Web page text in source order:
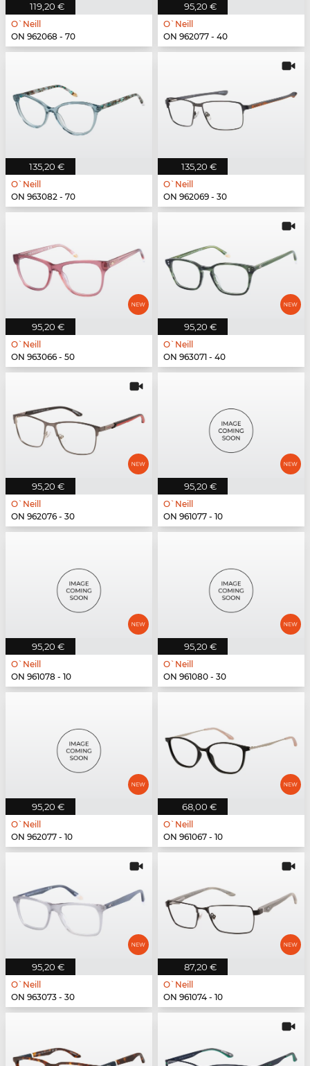
119,20 €
O`Neill
ON 962068 - 70
95,20 €
O`Neill
ON 962077 - 40
135,20 €
O`Neill
ON 963082 - 70
135,20 €
O`Neill
ON 962069 - 30
95,20 €
O`Neill
ON 963066 - 50
95,20 €
O`Neill
ON 963071 - 40
95,20 €
O`Neill
ON 962076 - 30
95,20 €
O`Neill
ON 961077 - 10
95,20 €
O`Neill
ON 961078 - 10
95,20 €
O`Neill
ON 961080 - 30
95,20 €
O`Neill
ON 962077 - 10
68,00 €
O`Neill
ON 961067 - 10
95,20 €
O`Neill
ON 963073 - 30
87,20 €
O`Neill
ON 961074 - 10